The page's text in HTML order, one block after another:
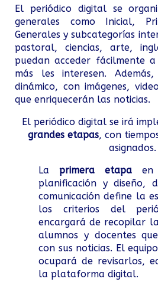
El periódico digital se
generales como Inicial,
Generales y subcategorías
pastoral, ciencias, arte,
puedan acceder fácilmente
más les interesen.
dinámico, con imágenes,
que enriquecerán las noticias.
El periódico digital se irá
grandes etapas, con
asignados.
La primera etapa en
planificación y diseño,
comunicación define la
los criterios del
encargará de recopilar
alumnos y docentes
con sus noticias. El
ocupará de revisarlos,
la plataforma digital.